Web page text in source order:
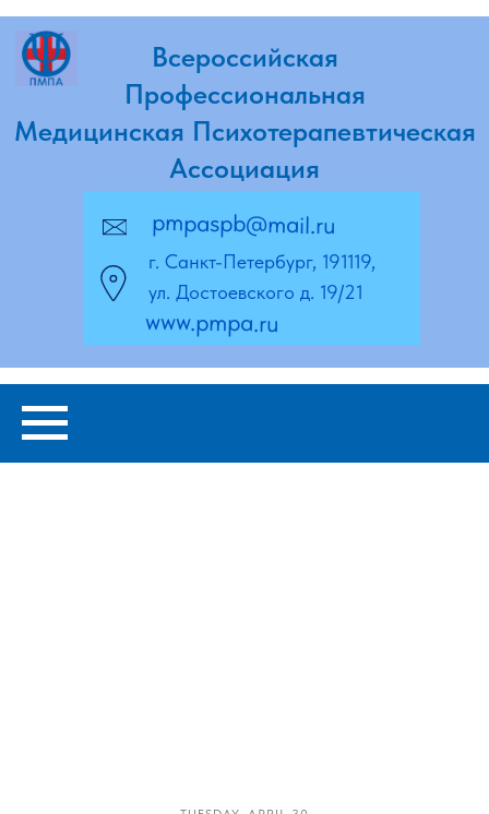
Профессиональная
Медицинская Психотерапевтическая
Ассоциация
www.pmpa.ru
pmpaspb@mail.ru
г. Санкт-Петербург, 191119,